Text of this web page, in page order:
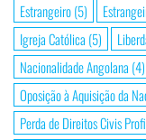
Estrangeiro(5)
Igreja Católica (5)
Nacionalidade Angolana (4)
Oposição à Aquisição da
Perda de Direitos Civis